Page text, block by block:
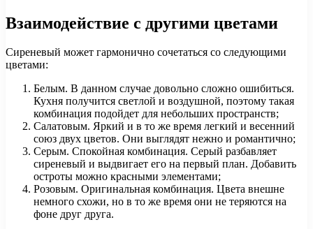
Взаимодействие с другими цветами
Сиреневый может гармонично сочетаться со следующими
цветами:
Белым. В данном случае довольно сложно ошибиться.
Кухня получится светлой и воздушной, поэтому такая
комбинация подойдет для небольших пространств;
Салатовым. Яркий и в то же время легкий и весенний
союз двух цветов. Они выглядят нежно и романтично;
Серым. Спокойная комбинация. Серый разбавляет
сиреневый и выдвигает его на первый план. Добавить
остроты можно красными элементами;
Розовым. Оригинальная комбинация. Цвета внешне
немного схожи, но в то же время они не теряются на
фоне друг друга.